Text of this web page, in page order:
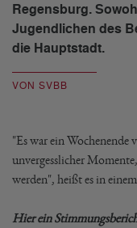
Regensburg.
Jugendlichen des
die Hauptstadt.
VON SVBB
"Es war ein
unvergesslicher
werden", heißt es in
Hier ein